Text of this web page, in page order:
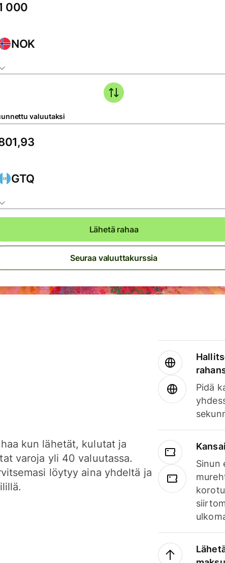
NOK
valuutaksi
GTQ
Lähetä rahaa
Seuraa valuuttakurssia
kun lähetät, kulutat ja
varoja yli 40 valuutassa.
löytyy aina yhdeltä ja
Pidä
Sinun